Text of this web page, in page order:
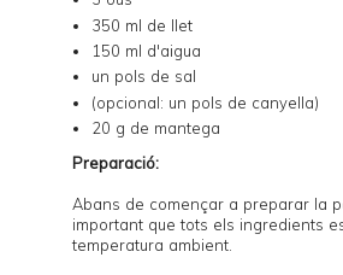
350 ml de llet
150 ml d'aigua
un pols de sal
(opcional: un pols de canyella)
20 g de mantega
Preparació:
Abans de començar a preparar la
important que tots els ingredients
temperatura ambient.